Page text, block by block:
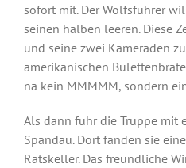
sofort mit. Der Wolfsführer
seinen halben leeren. Diese
und seine zwei Kameraden
amerikanischen
nä kein MMMMM, sondern
Als dann fuhr die Truppe mit
Spandau. Dort fanden sie
Ratskeller. Das freundliche